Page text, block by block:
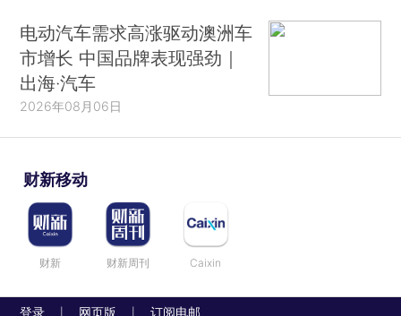
电动汽车需求高涨驱动澳洲车
市增长 中国品牌表现强劲｜
出海·汽车
2026年08月06日
财新移动
财新 财新周刊 Caixin
登录 网页版 订阅电邮